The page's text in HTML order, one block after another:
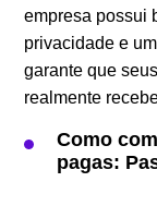
empresa possui
privacidade e
garante que
realmente
Como
pagas: